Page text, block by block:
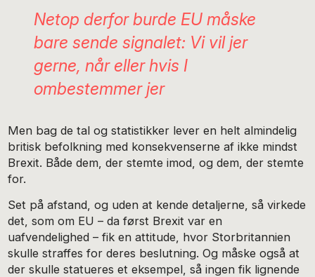
Netop derfor burde EU måske
bare sende signalet: Vi vil jer
gerne, når eller hvis I
ombestemmer jer
Men bag de tal og statistikker lever en helt almindelig
britisk befolkning med konsekvenserne af ikke mindst
Brexit. Både dem, der stemte imod, og dem, der stemte
for.
Set på afstand, og uden at kende detaljerne, så virkede
det, som om EU – da først Brexit var en
uafvendelighed – fik en attitude, hvor Storbritannien
skulle straffes for deres beslutning. Og måske også at
der skulle statueres et eksempel, så ingen fik lignende